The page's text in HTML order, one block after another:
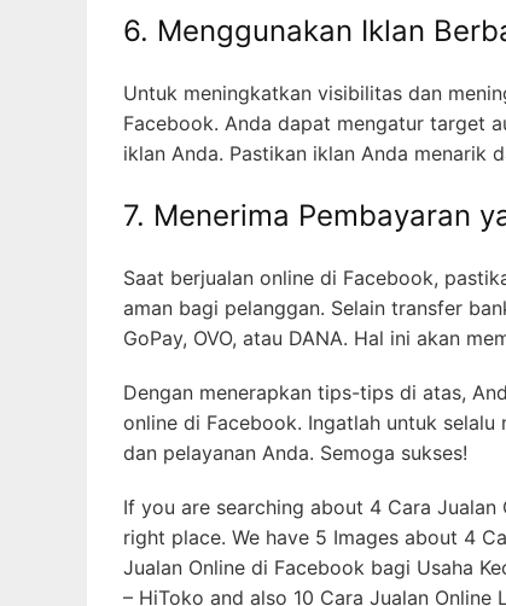
7. Menerima Pembayaran
Saat berjualan online di Facebook,
aman bagi pelanggan. Selain transfer
Dengan menerapkan tips-tips di atas,
dan pelayanan Anda. Semoga sukses!
If you are searching about 4 Cara Jualan
Jualan Online di Facebook bagi Usaha
– HiToko and also 10 Cara Jualan
KLIK DISINI UNTUK DOWNLOAD
4 Cara Jualan Online Di